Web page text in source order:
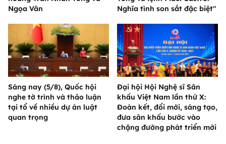
Ngọa Vân
Nghĩa tình son sắt đặc biệt"
Sáng nay (5/8), Quốc hội
nghe tờ trình và thảo luận
tại tổ về nhiều dự án luật
quan trọng
Đại hội Hội Nghệ sĩ Sân
khấu Việt Nam lần thứ X:
Đoàn kết, đổi mới, sáng tạo,
đưa sân khấu bước vào
chặng đường phát triển mới